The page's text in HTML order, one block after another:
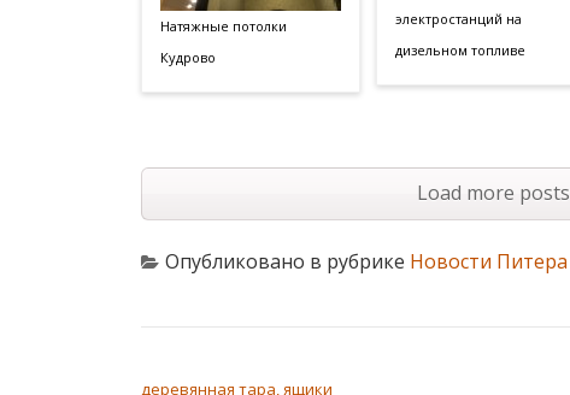
Натяжные потолки
Кудрово
электростанций на
дизельном топливе
Load more posts
Опубликовано в рубрике Новости Питера
деревянная тара, ящики